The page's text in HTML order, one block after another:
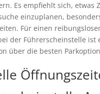
Es empfiehlt sich, etwas
einzuplanen,
Für einen
der Führerscheinstelle ist
über die besten